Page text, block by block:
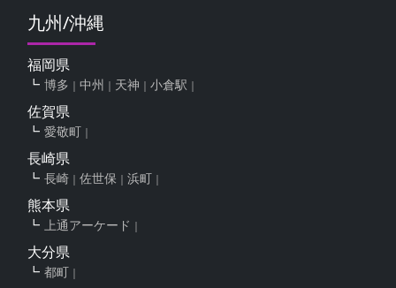
九州/沖縄
福岡県
博多 中州 天神 小倉駅
佐賀県
愛敬町
長崎県
長崎 佐世保 浜町
熊本県
上通アーケード
大分県
都町